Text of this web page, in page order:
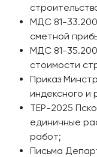
МДС 81-
сметной
МДС 81-
стоимости
Приказ
индексного и
ТЕР-2025
единичные
работ;
Письма